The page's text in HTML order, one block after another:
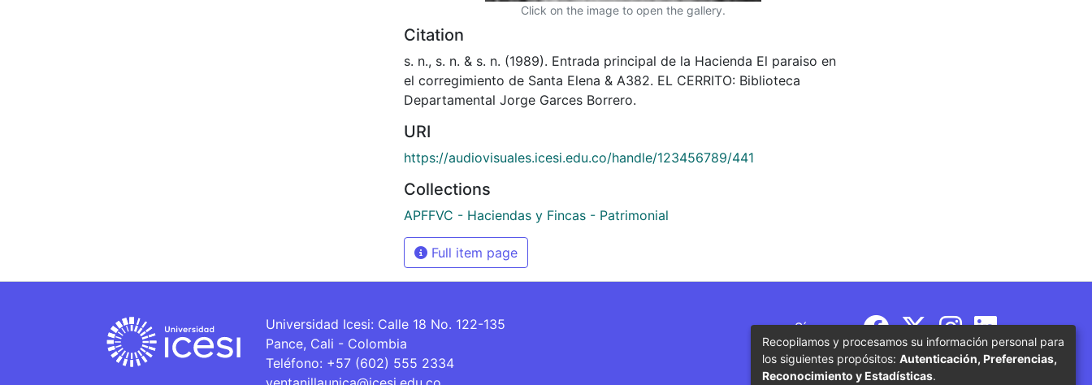
Click on the image to open the gallery.
Citation
s. n., s. n. & s. n. (1989). Entrada principal de la Hacienda El paraiso en
el corregimiento de Santa Elena & A382. EL CERRITO: Biblioteca
Departamental Jorge Garces Borrero.
URI
https://audiovisuales.icesi.edu.co/handle/123456789/441
Collections
APFFVC - Haciendas y Fincas - Patrimonial
Full item page
Universidad Icesi: Calle 18 No. 122-135
Pance, Cali - Colombia
Teléfono: +57 (602) 555 2334
Síguenos
Recopilamos y procesamos su información personal para
los siguientes propósitos: Autenticación, Preferencias,
Reconocimiento y Estadísticas.